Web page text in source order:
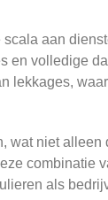
aan
en volledige
lekkages,
wat niet alleen
combinatie
als